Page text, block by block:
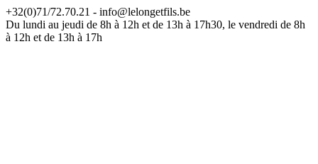
+32(0)71/72.70.21 - info@lelongetfils.be
Du lundi au jeudi de 8h à 12h et de 13h à 17h30, le vendredi de 8h
à 12h et de 13h à 17h
ATTENTION — Nos bureaux sont fermés du 17 juillet au 9